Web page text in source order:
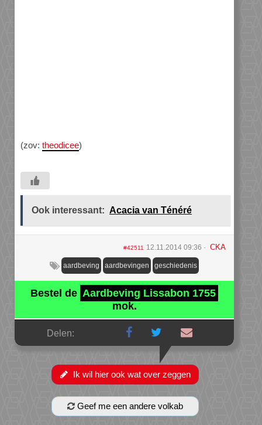
(zov: theodicee)
Ook interessant: Acacia van Ténéré
#42511 12.11.2014 09:36 CKA
aardbeving aardbevingen geschiedenis
Bestel de Aardbeving Lissabon 1755
mok.
Delen:
Ik wil hier ook wat over zeggen
Geef me een andere volkab